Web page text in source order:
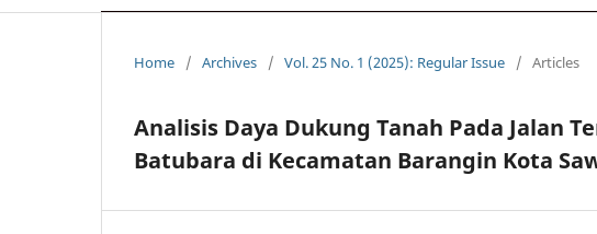
Home / Archives / Vol. 25 No. 1 (2025): Regular Issue / Articles
Analisis Daya Dukung Tanah Pada Jalan
Batubara di Kecamatan Barangin Kota